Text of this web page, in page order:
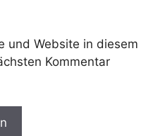
und Website in diesem
Kommentar